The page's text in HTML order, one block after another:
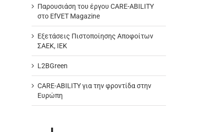
Παρουσιάση του έργου CARE-ABILITY
στο EfVET Magazine
Εξετάσεις Πιστοποίησης Αποφοίτων
ΣΑΕΚ, ΙΕΚ
L2BGreen
CARE-ABILITY για την φροντίδα στην
Ευρώπη